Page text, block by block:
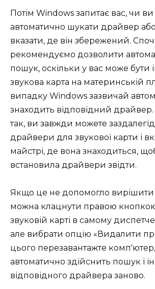
Потім Windows запитає вас, чи ви
автоматично шукати драйвер
вказати, де він збережений.
рекомендуємо дозволити
пошук, оскільки у вас може бути
звукова карта на материнській
випадку Windows зазвичай
знаходить відповідний
так, ви завжди можете
драйвери для звукової карти і
майстрі, де вона знаходиться,
встановила драйвери звідти.
Якщо це не допомогло
можна клацнути правою
звуковій карті в самому
але вибрати опцію «Видалити
цього перезавантажте
автоматично здійснить пошук і
відповідного драйвера заново.